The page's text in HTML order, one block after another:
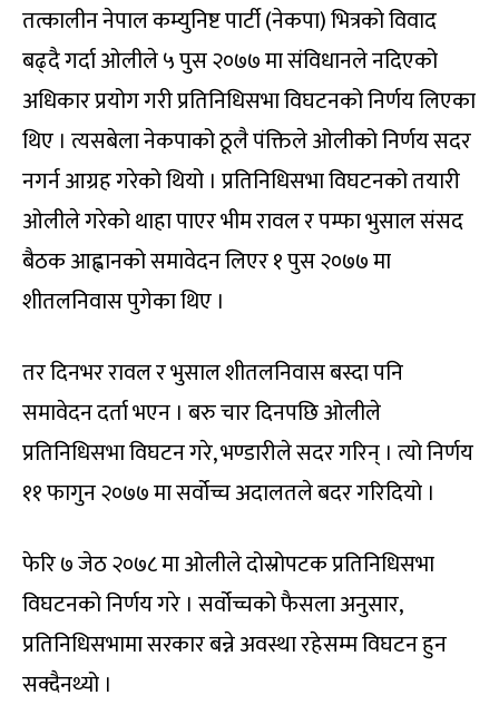
तत्कालीन नेपाल कम्युनिष्ट पार्टी (नेकपा) भित्रको विवाद
बढ्दै गर्दा ओलीले ५ पुस २०७७ मा संविधानले नदिएको
अधिकार प्रयोग गरी प्रतिनिधिसभा विघटनको निर्णय लिएका
थिए । त्यसबेला नेकपाको ठूलै पंक्तिले ओलीको निर्णय सदर
नगर्न आग्रह गरेको थियो । प्रतिनिधिसभा विघटनको तयारी
ओलीले गरेको थाहा पाएर भीम रावल र पम्फा भुसाल संसद
बैठक आह्वानको समावेदन लिएर १ पुस २०७७ मा
शीतलनिवास पुगेका थिए ।
तर दिनभर रावल र भुसाल शीतलनिवास बस्दा पनि
समावेदन दर्ता भएन । बरु चार दिनपछि ओलीले
प्रतिनिधिसभा विघटन गरे, भण्डारीले सदर गरिन् । त्यो निर्णय
११ फागुन २०७७ मा सर्वोच्च अदालतले बदर गरिदियो ।
फेरि ७ जेठ २०७८ मा ओलीले दोस्रोपटक प्रतिनिधिसभा
विघटनको निर्णय गरे । सर्वोच्चको फैसला अनुसार,
प्रतिनिधिसभामा सरकार बन्ने अवस्था रहेसम्म विघटन हुन
सक्दैनथ्यो ।